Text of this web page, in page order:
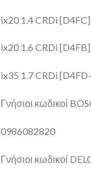
ix20 1.4 CRDi [D4FC]
ix20 1.6 CRDi [D4FB]
ix35 1.7 CRDi
Γνήσιοι κωδικοί
0986082820
Γνήσιοι κωδικοί